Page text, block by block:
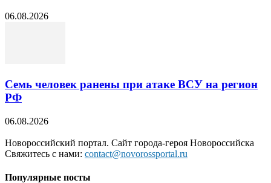
06.08.2026
Семь человек ранены при атаке ВСУ на регион
РФ
06.08.2026
Новороссийский портал. Сайт города-героя Новороссийска
Свяжитесь с нами: contact@novorossportal.ru
Популярные посты